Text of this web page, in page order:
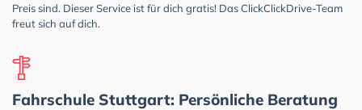
Preis sind. Dieser Service ist für dich gratis! Das ClickClickDrive-Team
freut sich auf dich.
Fahrschule Stuttgart: Persönliche Beratung